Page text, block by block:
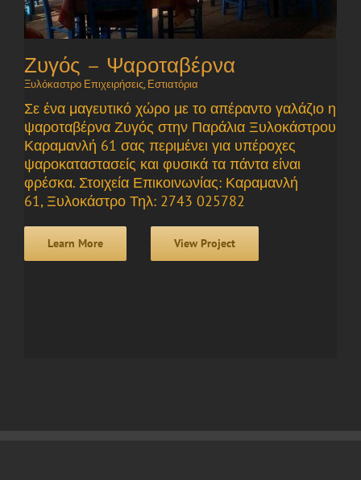
Ζυγός – Ψαροταβέρνα
Ξυλόκαστρο Επιχειρήσεις, Εστιατόρια
Σε ένα μαγευτικό χώρο με το απέραντο γαλάζιο η
ψαροταβέρνα Ζυγός στην Παράλια Ξυλοκάστρου
Καραμανλή 61 σας περιμένει για υπέροχες
ψαροκαταστασείς και φυσικά τα πάντα είναι
φρέσκα. Στοιχεία Επικοινωνίας: Καραμανλή
61, Ξυλοκάστρο Τηλ: 2743 025782
Learn More View Project